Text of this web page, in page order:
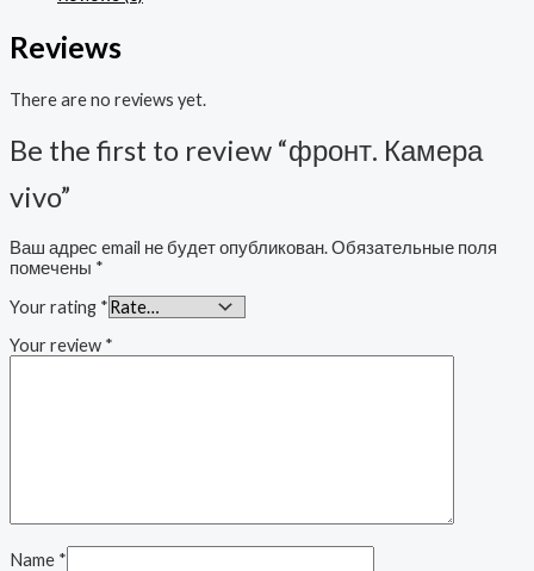
Reviews
There are no reviews yet.
Be the first to review “фронт. Камера
vivo”
Ваш адрес email не будет опубликован.Обязательные поля
помечены *
Your rating *
Your review *
Name *